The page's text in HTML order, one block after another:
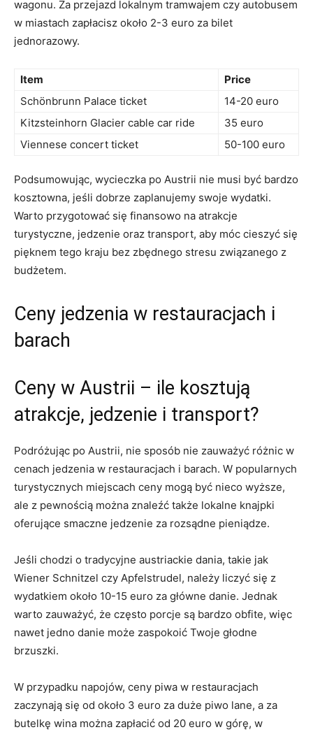
wagonu. Za ⁣przejazd lokalnym tramwajem czy autobusem
w miastach zapłacisz około 2-3 euro za bilet
jednorazowy.
Item
Price
Schönbrunn‌ Palace ticket
14-20 ⁢euro
Kitzsteinhorn Glacier cable car ride
35 euro
Viennese concert ticket
50-100 euro
Podsumowując, wycieczka‍ po Austrii nie ‍musi‌ być bardzo​
kosztowna, jeśli dobrze zaplanujemy⁣ swoje wydatki.
⁣Warto przygotować się finansowo na atrakcje⁤
turystyczne, jedzenie oraz transport,⁢ aby móc ⁢cieszyć się
pięknem tego kraju bez zbędnego‌ stresu związanego z
budżetem.
Ceny ​jedzenia ⁣w restauracjach i ​
barach
Ceny w Austrii – ile kosztują
atrakcje, jedzenie⁤ i⁣ transport?
Podróżując po Austrii, nie sposób nie zauważyć ⁢różnic w
cenach jedzenia w restauracjach i barach. W popularnych
turystycznych miejscach ceny mogą być nieco wyższe,
ale ‌z pewnością ⁣można ​znaleźć także lokalne knajpki
oferujące smaczne jedzenie za rozsądne pieniądze.
Jeśli chodzi o tradycyjne austriackie dania,⁤ takie jak
Wiener Schnitzel⁢ czy Apfelstrudel, należy liczyć się z
wydatkiem około 10-15 euro za główne danie. Jednak
‌warto zauważyć, że często ⁣porcje są⁣ bardzo‍ obfite,⁤ więc
nawet⁣ jedno danie⁣ może zaspokoić Twoje głodne
brzuszki.
W przypadku napojów, ceny piwa ⁢w restauracjach
zaczynają się​ od około‍ 3 euro za duże piwo ‍lane, ‌a za
butelkę wina ‍można ⁣zapłacić od 20 euro w górę, w